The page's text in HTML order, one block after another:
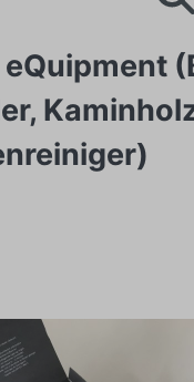
eQuipment